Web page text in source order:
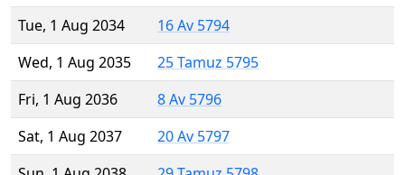
Tue, 1 Aug 2034
16 Av 5794
Wed, 1 Aug 2035
25 Tamuz 5795
Fri, 1 Aug 2036
8 Av 5796
Sat, 1 Aug 2037
20 Av 5797